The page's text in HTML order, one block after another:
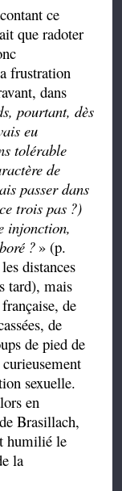
ce
que radoter
frustration
dans
pourtant, dès
eu
tolérable
de
passer dans
trois pas ?)
injonction,
? » (p.
distances
tard), mais
de
de
de pied de
sexuelle.
en
Brasillach,
humilié le
la